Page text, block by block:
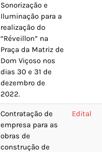
Sonorização e
Iluminação para a
realização do
“Réveillon” na
Praça da Matriz de
Dom Viçoso nos
dias 30 e 31 de
dezembro de
2022.
Contratação de
empresa para as
obras de
construção de
Edital